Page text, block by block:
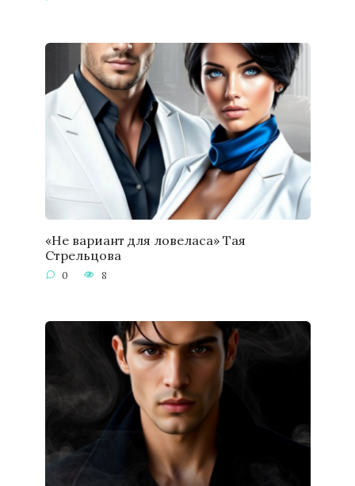
«Не вариант для ловеласа» Тая
Стрельцова
0 8